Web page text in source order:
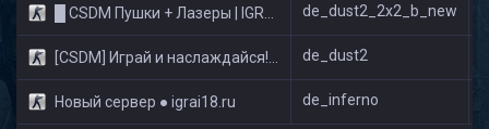
█ CSDM Пушки + Лазеры | IGRAI18.RU ツ █ de_dust2_2x2_b_new
[CSDM] Играй и наслаждайся! © Classic de_dust2
Новый сервер ● igrai18.ru de_inferno